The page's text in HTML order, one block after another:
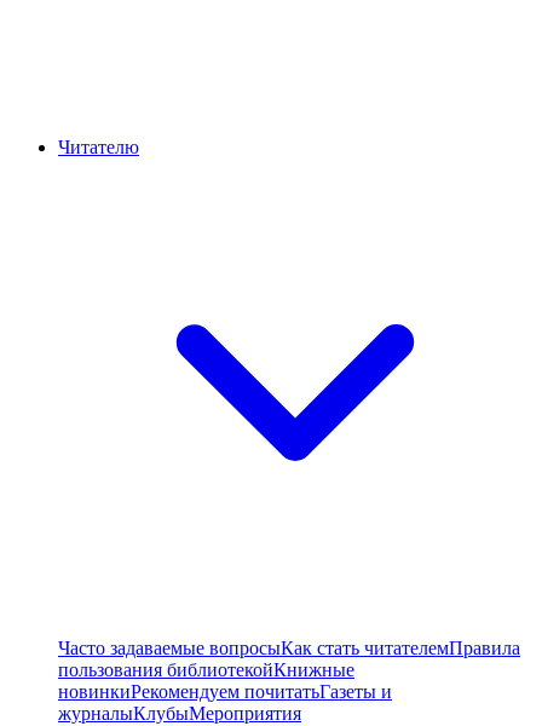
Читателю
Часто задаваемые вопросыКак стать читателемПравила
пользования библиотекойКнижные
новинкиРекомендуем почитатьГазеты и
журналыКлубыМероприятия